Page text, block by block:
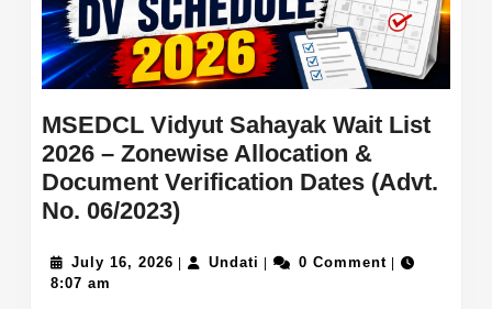
MSEDCL Vidyut Sahayak Wait List
2026 – Zonewise Allocation &
Document Verification Dates (Advt.
No. 06/2023)MSEDCL
Sahayak
July 16, 2026 July
Undati Undati0 Comment
8:07 am